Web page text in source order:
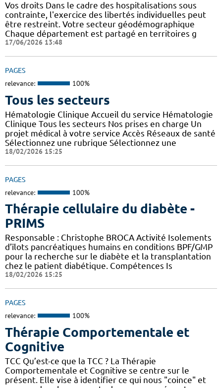
Vos droits Dans le cadre des hospitalisations sous
contrainte, l'exercice des libertés individuelles peut
être restreint. Votre secteur géodémographique
Chaque département est partagé en territoires g
17/06/2026 13:48
PAGES
relevance: 100%
Tous les secteurs
Hématologie Clinique Accueil du service Hématologie
Clinique Tous les secteurs Nos prises en charge Un
projet médical à votre service Accès Réseaux de santé
Sélectionnez une rubrique Sélectionnez une
18/02/2026 15:25
PAGES
relevance: 100%
Thérapie cellulaire du diabète -
PRIMS
Responsable : Christophe BROCA Activité Isolements
d’îlots pancréatiques humains en conditions BPF/GMP
pour la recherche sur le diabète et la transplantation
chez le patient diabétique. Compétences Is
18/02/2026 15:25
PAGES
relevance: 100%
Thérapie Comportementale et
Cognitive
TCC Qu’est-ce que la TCC ? La Thérapie
Comportementale et Cognitive se centre sur le
présent. Elle vise à identifier ce qui nous "coince" et